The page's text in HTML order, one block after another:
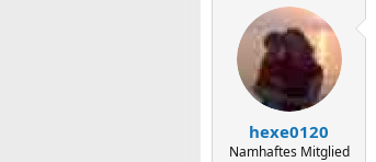
hexe0120
Namhaftes Mitglied